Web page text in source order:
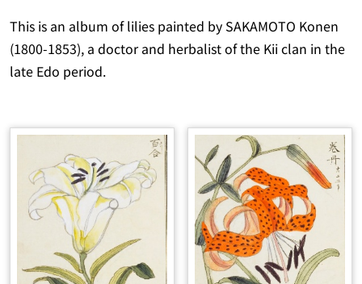
This is an album of lilies painted by SAKAMOTO Konen
(1800-1853), a doctor and herbalist of the Kii clan in the
late Edo period.